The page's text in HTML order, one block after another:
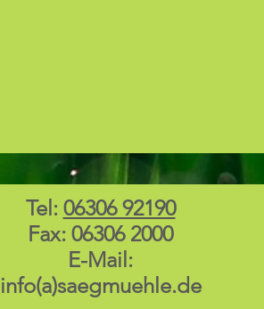
Tel: 06306 92190
Fax: 06306 2000
E-Mail:
info(a)saegmuehle.de